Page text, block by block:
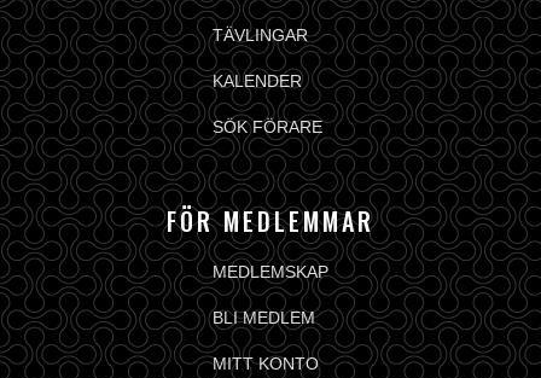
TÄVLINGAR
KALENDER
SÖK FÖRARE
FÖR MEDLEMMAR
MEDLEMSKAP
BLI MEDLEM
MITT KONTO